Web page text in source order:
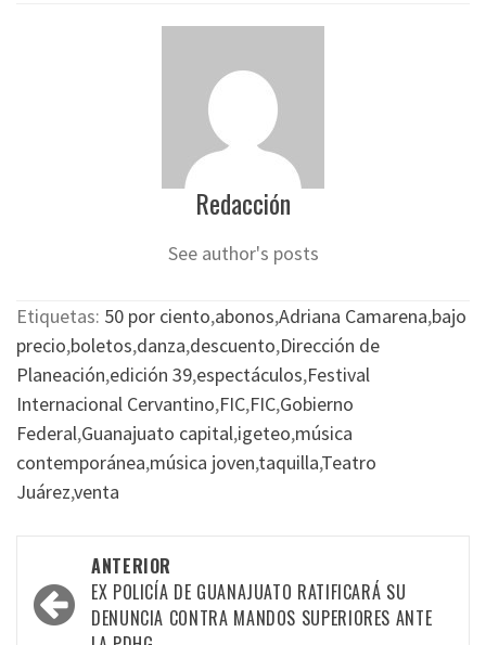
Redacción
See author's posts
Etiquetas: 50 por ciento,abonos,Adriana Camarena,bajo
precio,boletos,danza,descuento,Dirección de
Planeación,edición 39,espectáculos,Festival
Internacional Cervantino,FIC,FIC,Gobierno
Federal,Guanajuato capital,igeteo,música
contemporánea,música joven,taquilla,Teatro
Juárez,venta
Navegación
por
ANTERIOR
EX POLICÍA DE GUANAJUATO RATIFICARÁ SU
DENUNCIA CONTRA MANDOS SUPERIORES ANTE